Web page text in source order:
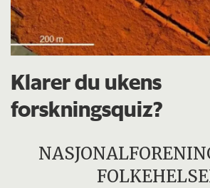
Klarer du ukens
forskningsquiz?